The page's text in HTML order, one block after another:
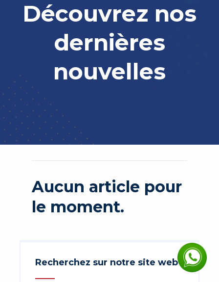
Découvrez nos
dernières
nouvelles
Aucun article pour
le moment.
Recherchez sur notre site web